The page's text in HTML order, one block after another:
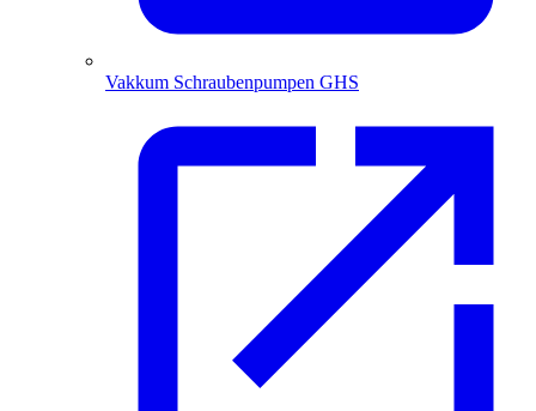
Vakkum Schraubenpumpen GHS